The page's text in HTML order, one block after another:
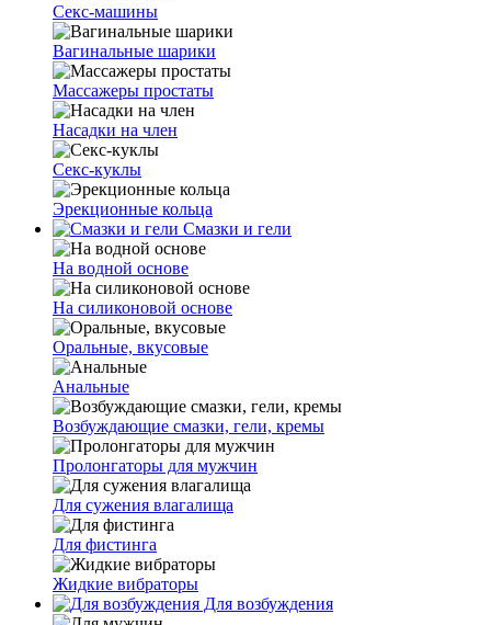
Секс-машины
Вагинальные шарики
Массажеры простаты
Насадки на член
Секс-куклы
Эрекционные кольца
Смазки и гели
На водной основе
На силиконовой основе
Оральные, вкусовые
Анальные
Возбуждающие смазки, гели, кремы
Пролонгаторы для мужчин
Для сужения влагалища
Для фистинга
Жидкие вибраторы
Для возбуждения